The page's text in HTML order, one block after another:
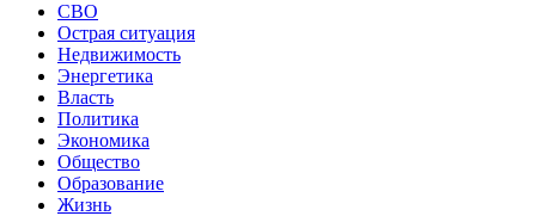
СВО
Острая ситуация
Недвижимость
Энергетика
Власть
Политика
Экономика
Общество
Образование
Жизнь